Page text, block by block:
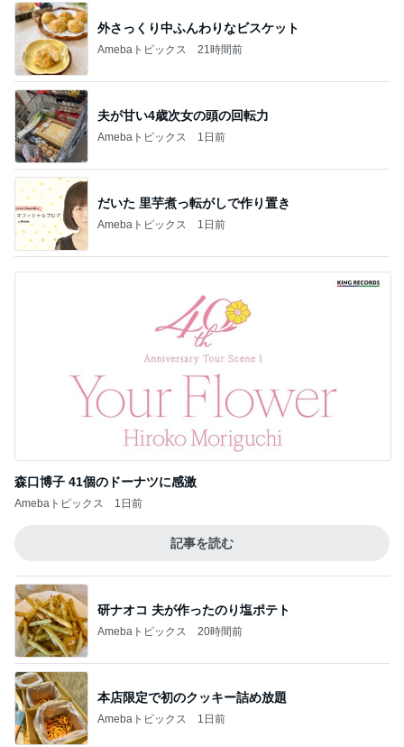
外さっくり中ふんわりなビスケット
Amebaトピックス 21時間前
夫が甘い4歳次女の頭の回転力
Amebaトピックス 1日前
だいた 里芋煮っ転がしで作り置き
Amebaトピックス 1日前
森口博子 41個のドーナツに感激
Amebaトピックス 1日前
記事を読む
研ナオコ 夫が作ったのり塩ポテト
Amebaトピックス 20時間前
本店限定で初のクッキー詰め放題
Amebaトピックス 1日前